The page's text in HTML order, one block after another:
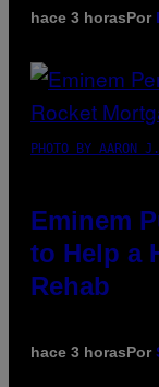
hace 3 horasPor
PHOTO BY AARON
Eminem
to Help a
Rehab
hace 3 horasPor